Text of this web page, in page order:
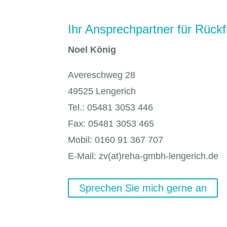
Ihr Ansprechpartner für
Noel König
Avereschweg 28
49525 Lengerich
Tel.: 05481 3053 446
Fax: 05481 3053 465
Mobil: 0160 91 367 707
E-Mail: zv(at)reha-gmbh-lengerich.de
Sprechen Sie mich gerne an